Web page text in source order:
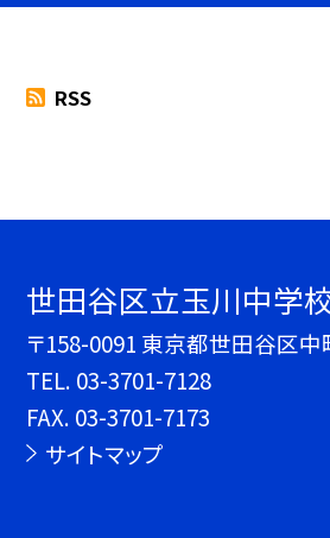
RSS
世田谷区立玉川中学
〒158-0091 東京都世田谷区
TEL. 03-3701-7128
FAX. 03-3701-7173
サイトマップ